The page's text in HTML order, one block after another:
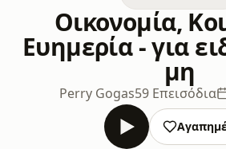
Οικονομία,
Ευημερία - για
μη
Perry Gogas59 Επεισόδια